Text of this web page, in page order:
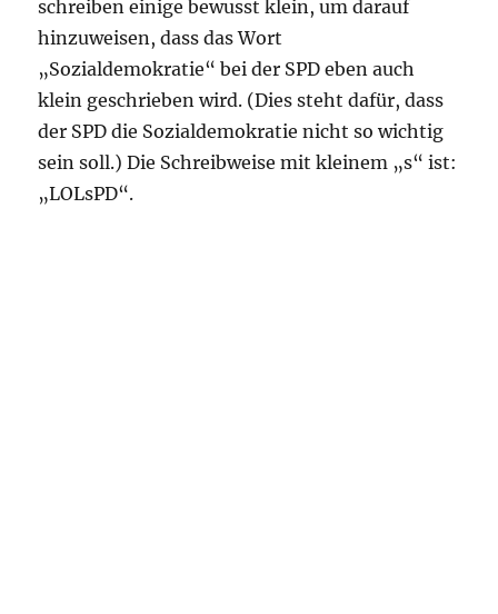
schreiben einige bewusst klein, um darauf
hinzuweisen, dass das Wort
„Sozialdemokratie“ bei der SPD eben auch
klein geschrieben wird. (Dies steht dafür, dass
der SPD die Sozialdemokratie nicht so wichtig
sein soll.) Die Schreibweise mit kleinem „s“ ist:
„LOLsPD“.